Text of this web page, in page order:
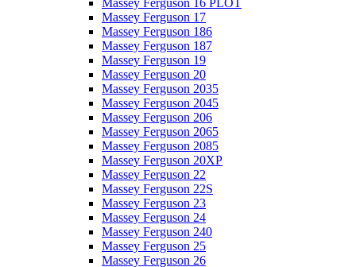
Massey Ferguson 16 PLOT
Massey Ferguson 17
Massey Ferguson 186
Massey Ferguson 187
Massey Ferguson 19
Massey Ferguson 20
Massey Ferguson 2035
Massey Ferguson 2045
Massey Ferguson 206
Massey Ferguson 2065
Massey Ferguson 2085
Massey Ferguson 20XP
Massey Ferguson 22
Massey Ferguson 22S
Massey Ferguson 23
Massey Ferguson 24
Massey Ferguson 240
Massey Ferguson 25
Massey Ferguson 26